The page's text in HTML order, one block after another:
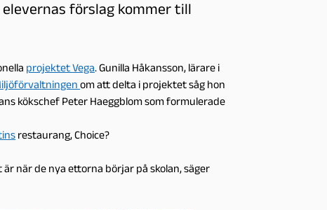
förslag kommer till
projektet Vega. Gunilla Håkansson, lärare i
om att delta i projektet såg hon
kökschef Peter Haeggblom som formulerade
restaurang, Choice?
när de nya ettorna börjar på skolan, säger